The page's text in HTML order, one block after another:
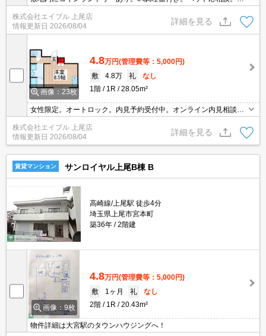
株式会社エイブル 上尾店
情報更新日 2026/08/04
詳細を見る
画像：23枚
4.8万円(管理費等：5,000円)
敷
4.8万 礼
なし
1階
1R 28.05m²
女性限定。オートロック。内見予約受付中。オンライン内見相談
株式会社エイブル 上尾店
情報更新日 2026/08/04
詳細を見る
賃貸マンション サンロイヤル上尾B棟 B
高崎線/上尾駅 徒歩4分
埼玉県上尾市宮本町
築36年
2階建
画像：9枚
4.8万円(管理費等：5,000円)
敷
1ヶ月 礼
なし
2階
1R 20.43m²
物件詳細は大宮駅のタウンハウジングへ！